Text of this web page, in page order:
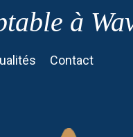
à
Contact